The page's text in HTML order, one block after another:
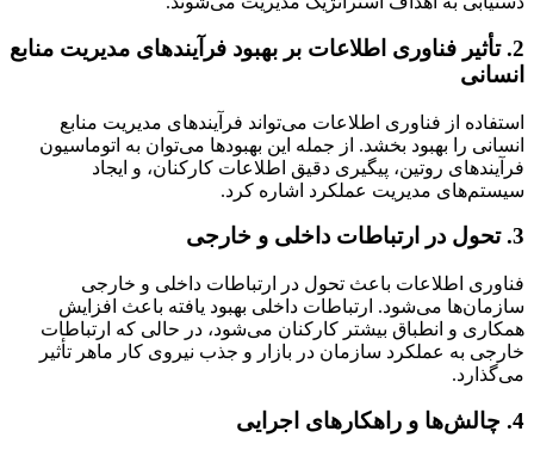
2. تأثیر فناوری اطلاعات بر بهبود فرآیندهای مدیریت منابع
انسانی
استفاده از فناوری اطلاعات می‌تواند فرآیندهای مدیریت منابع
انسانی را بهبود بخشد. از جمله این بهبودها می‌توان به اتوماسیون
فرآیندهای روتین، پیگیری دقیق اطلاعات کارکنان، و ایجاد
سیستم‌های مدیریت عملکرد اشاره کرد.
3. تحول در ارتباطات داخلی و خارجی
فناوری اطلاعات باعث تحول در ارتباطات داخلی و خارجی
سازمان‌ها می‌شود. ارتباطات داخلی بهبود یافته باعث افزایش
همکاری و انطباق بیشتر کارکنان می‌شود، در حالی که ارتباطات
خارجی به عملکرد سازمان در بازار و جذب نیروی کار ماهر تأثیر
می‌گذارد.
4. چالش‌ها و راهکارهای اجرایی